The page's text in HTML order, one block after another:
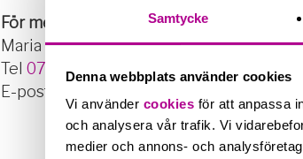
Samtycke
Denna webbplats använder cookies
Vi använder cookies för att anpassa
och analysera vår trafik. Vi
medier och annons- och
För mer information kring samarbetet,
Maria Hedvall, VD, UCS One Business
Tel 070-400 54 53
E-post: